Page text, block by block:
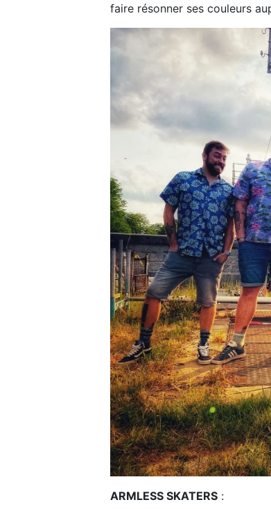
faire résonner ses couleurs
ARMLESS SKATERS :